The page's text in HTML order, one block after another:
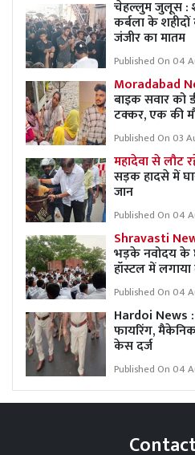
चेहल्लुम जुलूस :
कर्बला के
जंजीर का मातम
Published On 04
Moradabad
बाइक सवार को
टक्कर, एक की
Published On 03
महादेवा से लौट
सड़क हादसे में
जान
Published On 04
Shravasti
भड़के नवोदय के
हॉस्टल में लगाया
Published On 04
Hardoi News
फायरिंग,
केस दर्ज
Published On 04